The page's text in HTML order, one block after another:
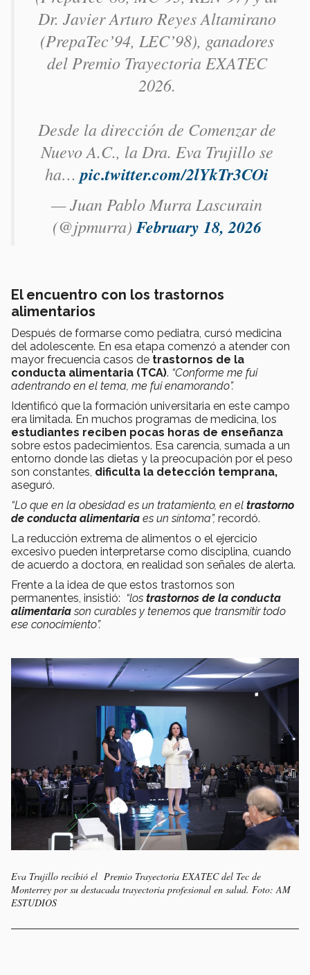
Dr. Javier Arturo Reyes Altamirano
(PrepaTec’94, LEC’98), ganadores
del Premio Trayectoria EXATEC
2026.
Desde la dirección de Comenzar de
Nuevo A.C., la Dra. Eva Trujillo se
ha…pic.twitter.com/2lYkTr3COi
— Juan Pablo Murra Lascurain
(@jpmurra) February 18, 2026
El encuentro con los trastornos
alimentarios
Después de formarse como pediatra, cursó medicina
del adolescente. En esa etapa comenzó a atender con
mayor frecuencia casos de trastornos de la
conducta alimentaria (TCA). “Conforme me fui
adentrando en el tema, me fui enamorando”.
Identificó que la formación universitaria en este campo
era limitada. En muchos programas de medicina, los
estudiantes reciben pocas horas de enseñanza
sobre estos padecimientos. Esa carencia, sumada a un
entorno donde las dietas y la preocupación por el peso
son constantes, dificulta la detección temprana,
aseguró.
“Lo que en la obesidad es un tratamiento, en el trastorno
de conducta alimentaria es un síntoma”, recordó.
La reducción extrema de alimentos o el ejercicio
excesivo pueden interpretarse como disciplina, cuando
de acuerdo a doctora, en realidad son señales de alerta.
Frente a la idea de que estos trastornos son
permanentes, insistió: “los trastornos de la conducta
alimentariason curables y tenemos que transmitir todo
ese conocimiento”.
Eva Trujillo recibió el Premio Trayectoria EXATEC del Tec de
Monterrey por su destacada trayectoria profesional en salud. Foto: AM
ESTUDIOS